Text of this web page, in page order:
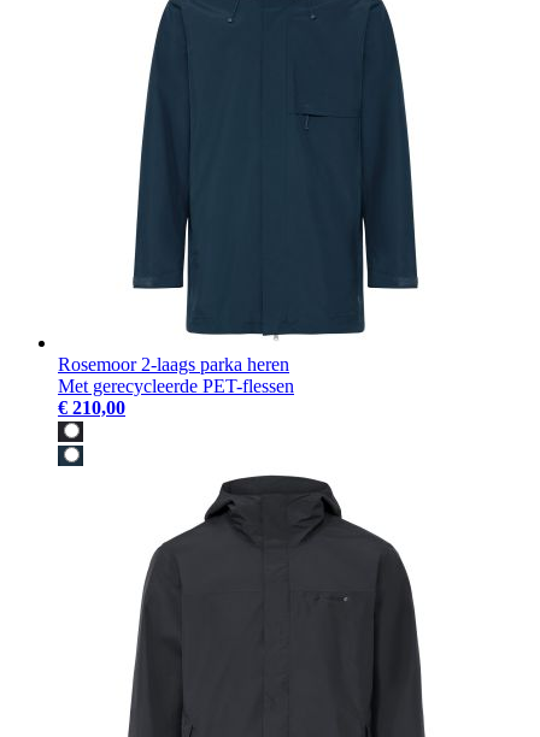
Rosemoor 2-laags parka heren
Met gerecycleerde PET-flessen
€ 210,00